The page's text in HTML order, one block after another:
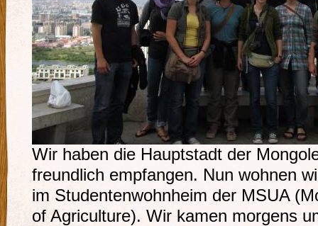
Wir haben die Hauptstadt der
freundlich empfangen. Nun wohnen
im Studentenwohnheim der MSUA
of Agriculture). Wir kamen morgens